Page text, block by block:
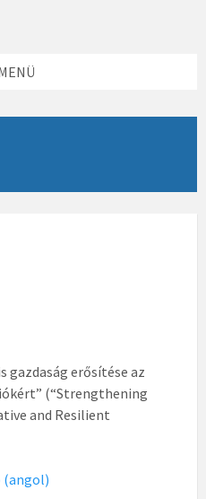
gazdaság erősítése az
(“Strengthening
and Resilient
(angol)